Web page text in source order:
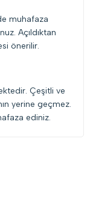
muhafaza
Açıldıktan
önerilir.
Çeşitli ve
yerine geçmez.
ediniz.